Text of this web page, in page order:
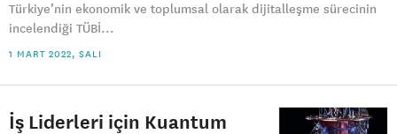
Türkiye’nin ekonomik ve toplumsal olarak dijitalleşme sürecinin
incelendiği TÜBİ...
1 MART 2022, SALI
İş Liderleri için Kuantum